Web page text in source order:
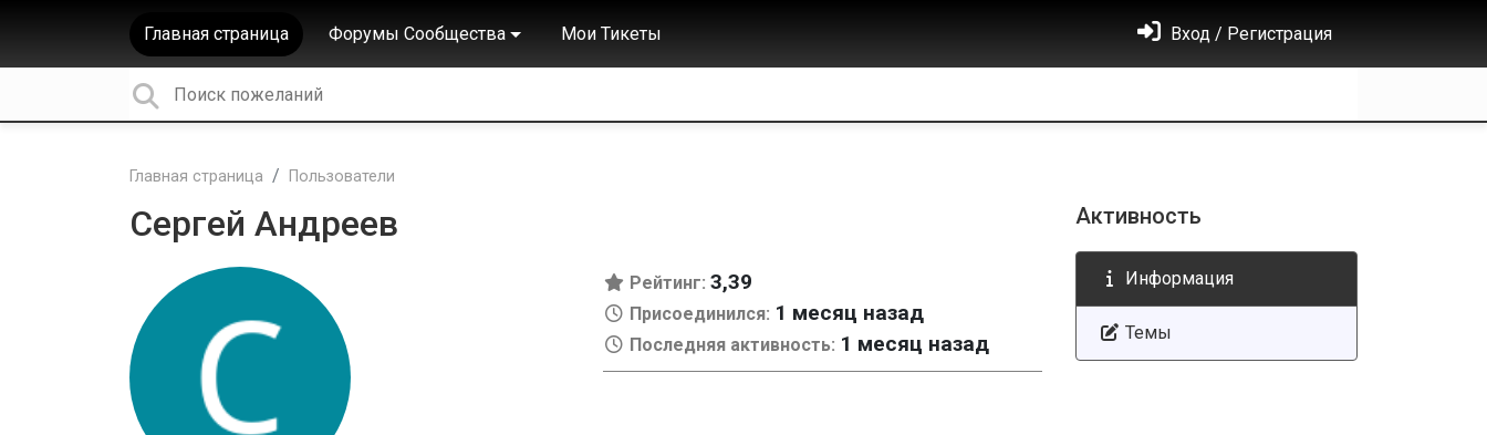
Главная страница Форумы Сообщества Мои Тикеты Вход / Регистрация
Главная страница Пользователи
Сергей Андреев
Рейтинг: 3,39
Присоединился: 1 месяц назад
Последняя активность: 1 месяц назад
Активность
Информация
Темы